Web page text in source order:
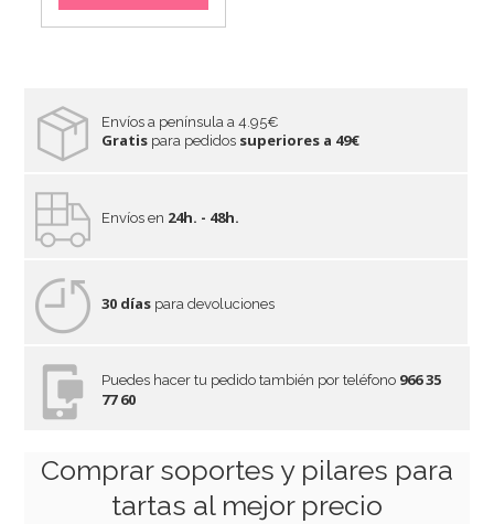
Envíos a península a 4.95€
Gratis para pedidos superiores a 49€
Envíos en 24h. - 48h.
30 días para devoluciones
Puedes hacer tu pedido también por teléfono 966 35
77 60
Comprar soportes y pilares para
tartas al mejor precio